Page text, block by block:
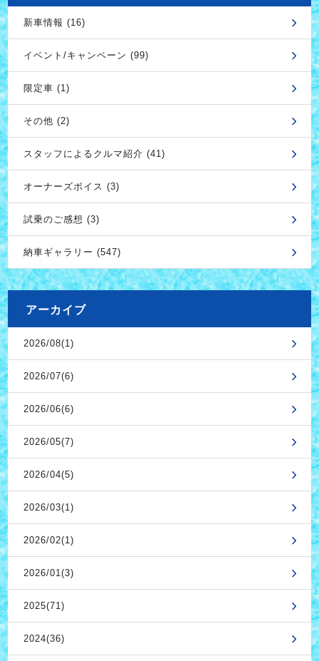
新車情報 (16)
イベント/キャンペーン (99)
限定車 (1)
その他 (2)
スタッフによるクルマ紹介 (41)
オーナーズボイス (3)
試乗のご感想 (3)
納車ギャラリー (547)
アーカイブ
2026/08(1)
2026/07(6)
2026/06(6)
2026/05(7)
2026/04(5)
2026/03(1)
2026/02(1)
2026/01(3)
2025(71)
2024(36)